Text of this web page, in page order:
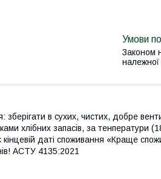
Законом
належної
зберігати в сухих, чистих, добре
хлібних запасів, за тенператури
кінцевій даті споживання «Краще
АСТУ 4135:2021